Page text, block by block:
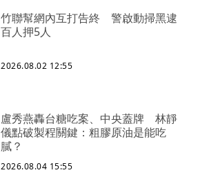
竹聯幫網內互打告終 警啟動掃黑逮
百人押5人
2026.08.02 12:55
盧秀燕轟台糖吃案、中央蓋牌 林靜
儀點破製程關鍵：粗膠原油是能吃
膩？
2026.08.04 15:55